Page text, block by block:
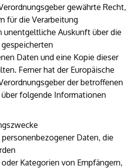
gewährte Recht,
für die Verarbeitung
unentgeltliche Auskunft über die
Daten und eine Kopie dieser
Ferner hat der Europäische
der betroffenen
folgende Informationen
Daten, die
Kategorien von Empfängern,